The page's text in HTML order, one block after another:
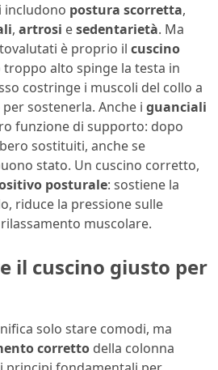
includono postura scorretta,
, artrosi esedentarietà. Ma
è proprio il cuscino
troppo alto spinge la testa in
costringe i muscoli del collo a
sostenerla. Anche i guanciali
funzione di supporto: dopo
sostituiti, anche se
stato. Un cuscino corretto,
posturale: sostiene la
riduce la pressione sulle
muscolare.
il cuscino giusto per
solo stare comodi, ma
corretto della colonna